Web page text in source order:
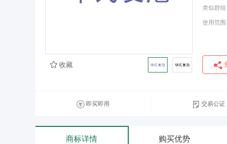
类似群组
使用范围
收藏
即买即用 交易公证
商标详情 购买优势